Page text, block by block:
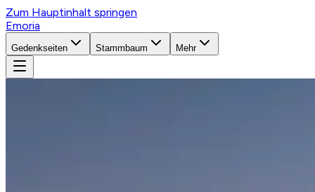
Zum Hauptinhalt springen
Emoria
Gedenkseiten Stammbaum Mehr